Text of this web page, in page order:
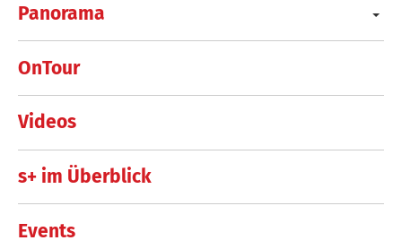
Panorama
OnTour
Videos
s+ im Überblick
Events